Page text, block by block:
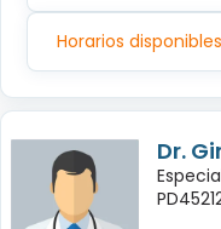
Horarios disponibles
Dr.